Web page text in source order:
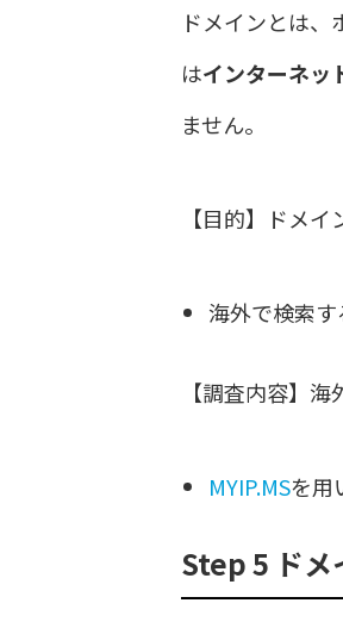
ドメインとは
はインターネッ
ません。
【目的】ドメ
海外で検索
【調査内容】
MYIP.MSを用
Step 5 ドメ